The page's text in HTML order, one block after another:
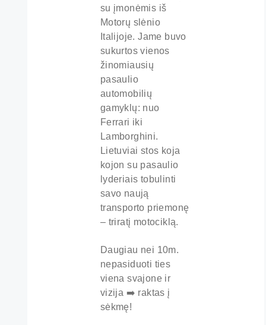
su įmonėmis iš
Motorų slėnio
Italijoje. Jame buvo
sukurtos vienos
žinomiausių
pasaulio
automobilių
gamyklų: nuo
Ferrari iki
Lamborghini.
Lietuviai stos koja
kojon su pasaulio
lyderiais tobulinti
savo naują
transporto priemonę
– triratį motociklą.
Daugiau nei 10m.
nepasiduoti ties
viena svajone ir
vizija ➡️ raktas į
sėkmę!